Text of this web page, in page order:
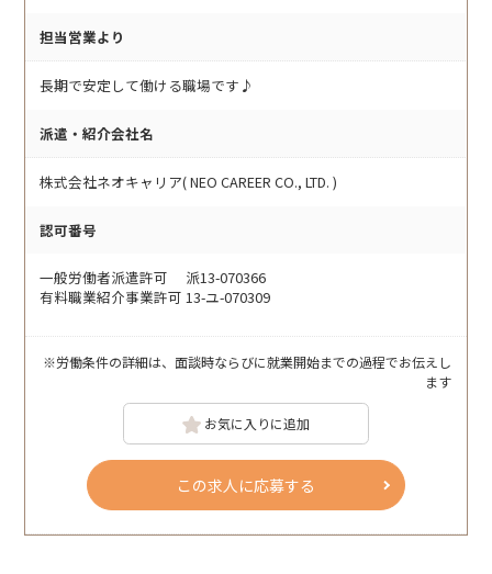
担当営業より
長期で安定して働ける職場です♪
派遣・紹介会社名
株式会社ネオキャリア( NEO CAREER CO., LTD. )
認可番号
一般労働者派遣許可 派13-070366
有料職業紹介事業許可 13-ユ-070309
※労働条件の詳細は、面談時ならびに就業開始までの過程でお伝えし
ます
お気に入りに追加
この求人に応募する